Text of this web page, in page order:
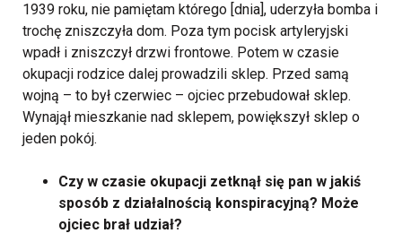
1939 roku, nie pamiętam którego [dnia], uderzyła bomba i
trochę zniszczyła dom. Poza tym pocisk artyleryjski
wpadł i zniszczył drzwi frontowe. Potem w czasie
okupacji rodzice dalej prowadzili sklep. Przed samą
wojną – to był czerwiec – ojciec przebudował sklep.
Wynajął mieszkanie nad sklepem, powiększył sklep o
jeden pokój.
Czy w czasie okupacji zetknął się pan w jakiś
sposób z działalnością konspiracyjną? Może
ojciec brał udział?